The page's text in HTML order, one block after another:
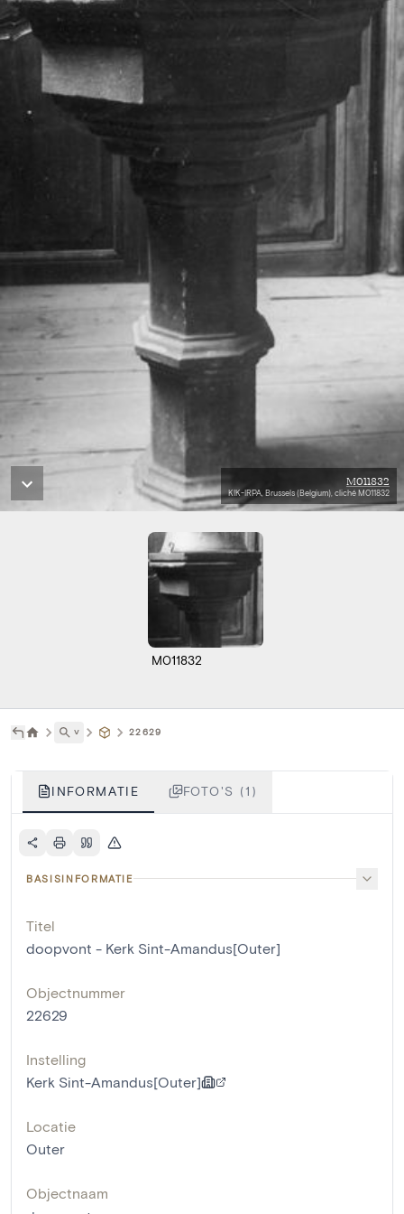
M011832
KIK-IRPA, Brussels (Belgium), cliché M011832
M011832
˅ 22629
INFORMATIE FOTO'S (1)
BASISINFORMATIE
Titel
doopvont - Kerk Sint-Amandus[Outer]
Objectnummer
22629
Instelling
Kerk Sint-Amandus[Outer]
Locatie
Outer
Objectnaam